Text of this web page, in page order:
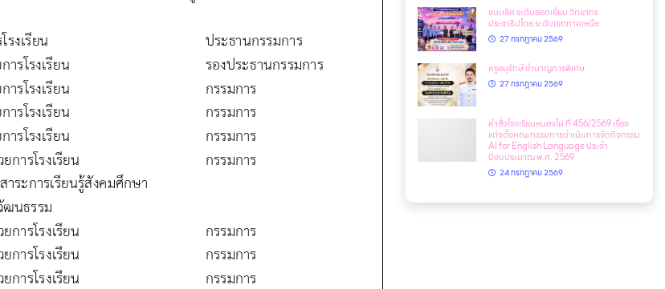
ชนะเลิศ ระดับยอดเยี่ยม วิทยากร
ประชาธิปไตย ระดับเขตภาคเหนือ
27 กรกฎาคม 2569
ครูอนุรักษ์ ชำนาญการพิเศษ
27 กรกฎาคม 2569
คำสั่งโรงเรียนหนองไผ่ ที่ 456/2569 เรื่อง
แต่งตั้งคณะกรรมการดำเนินการจัดกิจกรรม
AI for English Language ประจำ
ปีงบประมาณ พ.ศ. 2569
24 กรกฎาคม 2569